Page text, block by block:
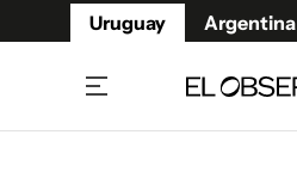
Uruguay Argentina